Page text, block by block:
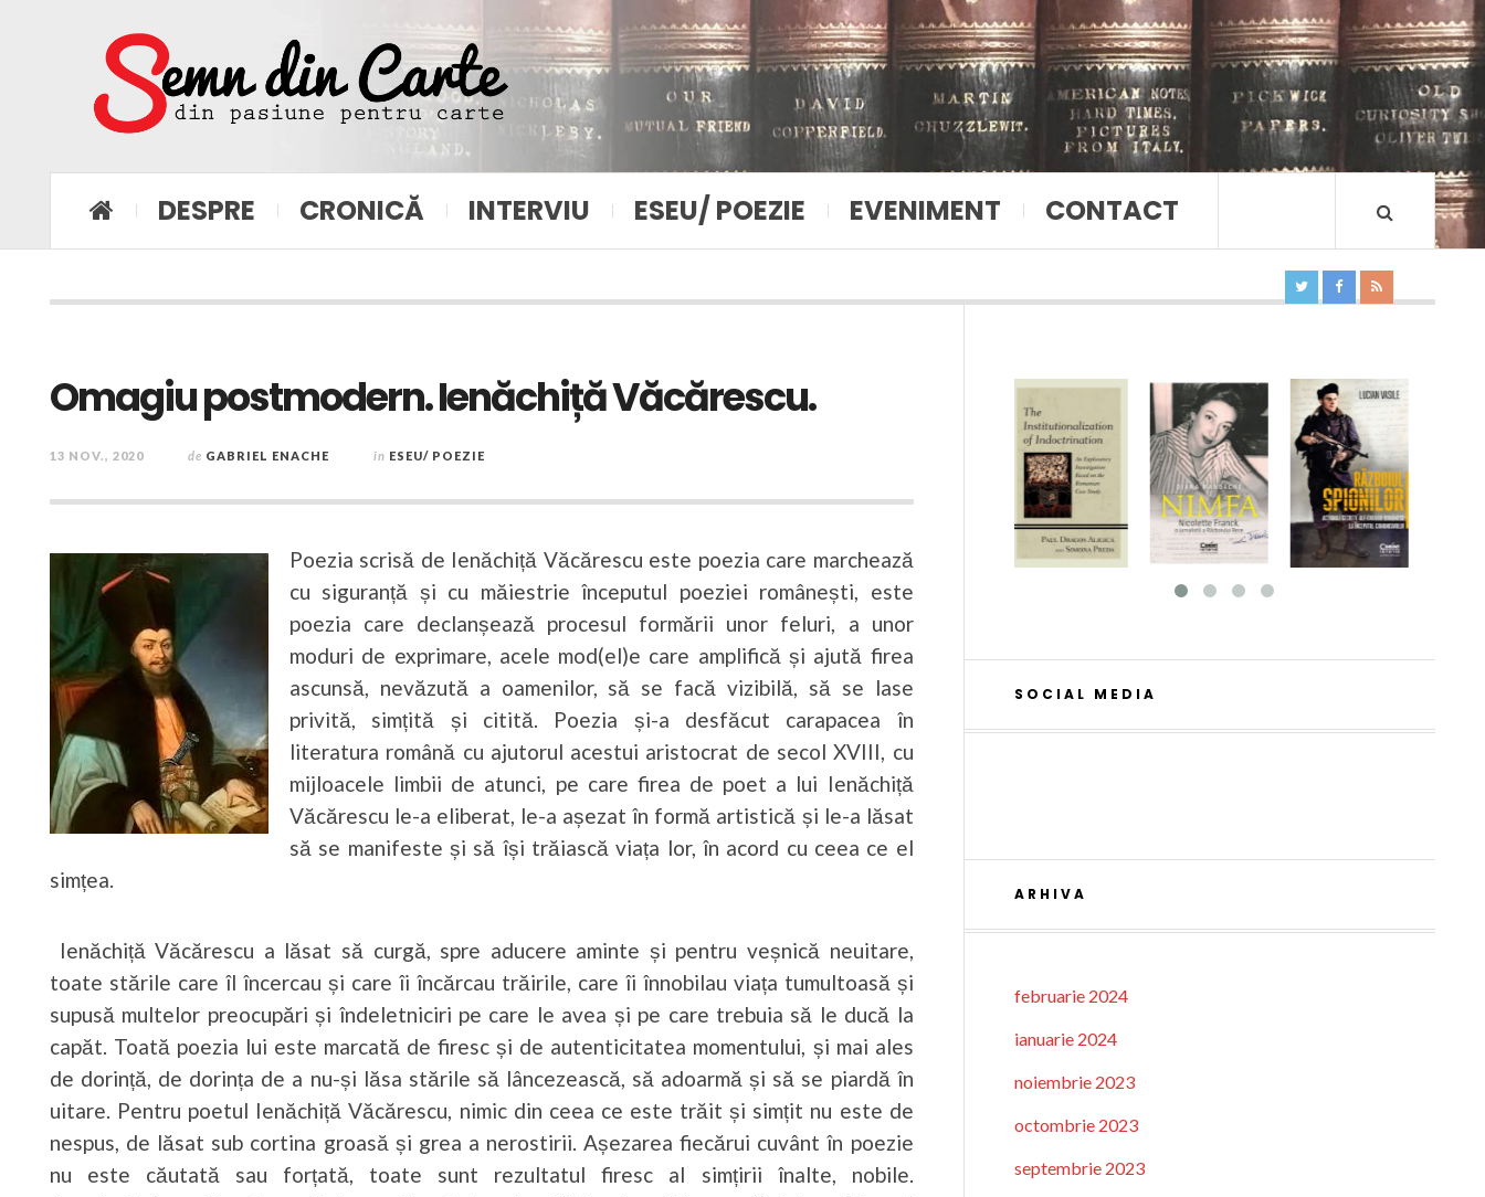
DESPRE CRONICĂ INTERVIU ESEU/ POEZIE EVENIMENT CONTACT
Omagiu postmodern. Ienăchiță Văcărescu.
13 NOV., 2020 de GABRIEL ENACHE în ESEU/ POEZIE
Poezia scrisă de Ienăchiță Văcărescu este poezia care marchează
cu siguranță și cu măiestrie începutul poeziei românești, este
poezia care declanșează procesul formării unor feluri, a unor
moduri de exprimare, acele mod(el)e care amplifică și ajută firea
ascunsă, nevăzută a oamenilor, să se facă vizibilă, să se lase
privită, simțită și citită. Poezia și-a desfăcut carapacea în
literatura română cu ajutorul acestui aristocrat de secol XVIII, cu
mijloacele limbii de atunci, pe care firea de poet a lui Ienăchiță
Văcărescu le-a eliberat, le-a așezat în formă artistică și le-a lăsat
să se manifeste și să își trăiască viața lor, în acord cu ceea ce el
simțea.
Ienăchiță Văcărescu a lăsat să curgă, spre aducere aminte și pentru veșnică neuitare,
toate stările care îl încercau și care îi încărcau trăirile, care îi înnobilau viața tumultoasă și
supusă multelor preocupări și îndeletniciri pe care le avea și pe care trebuia să le ducă la
capăt. Toată poezia lui este marcată de firesc și de autenticitatea momentului, și mai ales
de dorință, de dorința de a nu-și lăsa stările să lâncezească, să adoarmă și să se piardă în
uitare. Pentru poetul Ienăchiță Văcărescu, nimic din ceea ce este trăit și simțit nu este de
nespus, de lăsat sub cortina groasă și grea a nerostirii. Așezarea fiecărui cuvânt în poezie
nu este căutată sau forțată, toate sunt rezultatul firesc al simțirii înalte, nobile.
SOCIAL MEDIA
ARHIVA
februarie 2024
ianuarie 2024
noiembrie 2023
octombrie 2023
septembrie 2023